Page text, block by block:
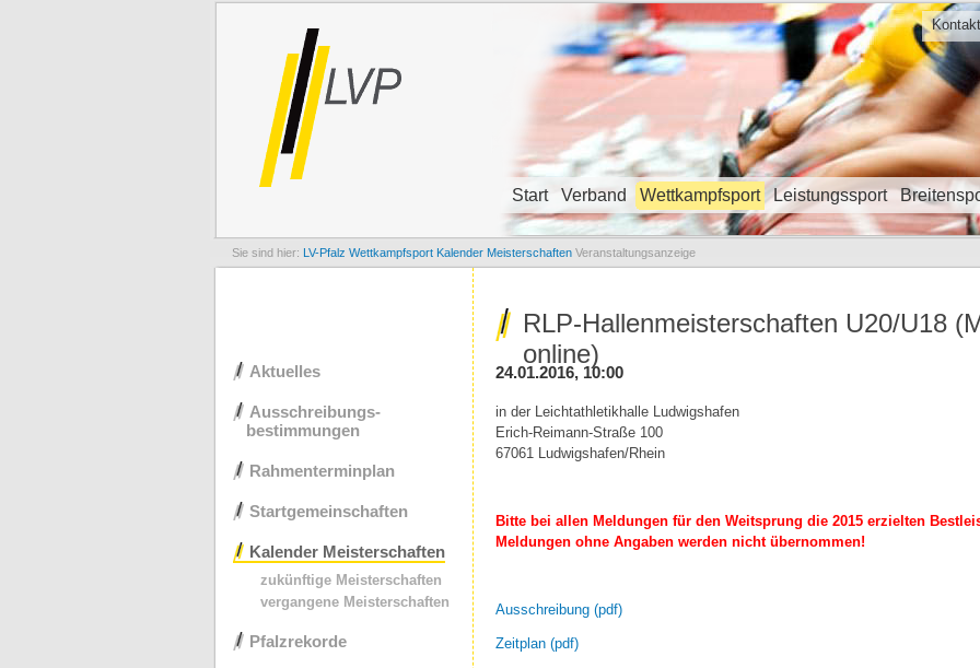
Kontakt
Navigation überspringen
Start Verband Wettkampfsport Leistungssport
LV-Pfalz Wettkampfsport Kalender Meisterschaften Veranstaltungsanzeige
RLP-Hallenmeisterschaften U20/U18
online)
24.01.2016, 10:00
in der Leichtathletikhalle Ludwigshafen
Erich-Reimann-Straße 100
67061 Ludwigshafen/Rhein
Bitte bei allen Meldungen für den Weitsprung die 2015 erzielten
Meldungen ohne Angaben werden nicht übernommen!
Ausschreibung (pdf)
Zeitplan (pdf)
Navigation
überspringen
Aktuelles
Ausschreibungs-
bestimmungen
Rahmenterminplan
Startgemeinschaften
Kalender Meisterschaften
zukünftige Meisterschaften
vergangene Meisterschaften
Pfalzrekorde